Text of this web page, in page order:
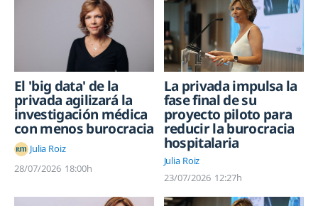
El 'big data' de la
privada agilizará la
investigación médica
con menos burocracia
Julia Roiz
28/07/2026 18:00h
La privada impulsa la
fase final de su
proyecto piloto para
reducir la burocracia
hospitalaria
Julia Roiz
23/07/2026 12:27h